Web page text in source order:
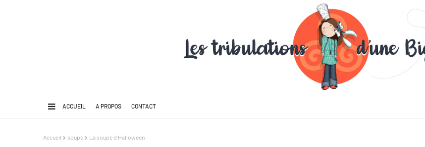
ACCUEIL A PROPOS CONTACT
Accueil soupe La soupe d'Halloween